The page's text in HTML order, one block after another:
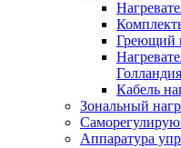
Греющий
Кабель
Зональный
Аппаратура